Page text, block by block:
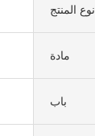
نوع المنتج
مادة
باب